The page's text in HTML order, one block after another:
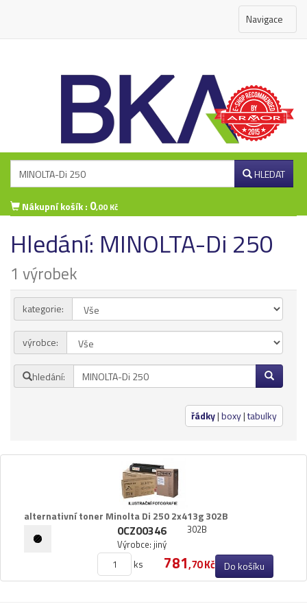
Navigace
HLEDAT
Nákupní košík : 0,00 Kč
Přihlášení zákazníka
Přihlásit se
Nová registrace Ztráta hesla
Náplně
pro laserové tiskárny
pro jehličkové tiskárny
pro inkoustové tiskárny
pro kopírovací stroje
Ostatní
Hledání: MINOLTA-Di 250
1 výrobek
kategorie:
výrobce:
hledání:
řádky|boxy|tabulky
alternativní toner Minolta Di 250 2x413g 302B
0CZ00346
Výrobce: jiný
302B
ks 781,70 Kč Do košíku